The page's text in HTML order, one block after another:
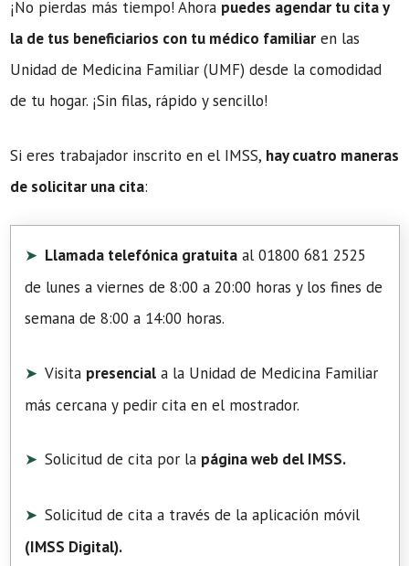
¡No pierdas más tiempo! Ahora puedes agendar tu cita y
la de tus beneficiarios con tu médico familiar en las
Unidad de Medicina Familiar (UMF) desde la comodidad
de tu hogar. ¡Sin filas, rápido y sencillo!
Si eres trabajador inscrito en el IMSS, hay cuatro maneras
de solicitar una cita:
Llamada telefónica gratuita al 01800 681 2525
de lunes a viernes de 8:00 a 20:00 horas y los fines de
semana de 8:00 a 14:00 horas.
Visita presencial a la Unidad de Medicina Familiar
más cercana y pedir cita en el mostrador.
Solicitud de cita por la página web del IMSS.
Solicitud de cita a través de la aplicación móvil
(IMSS Digital).